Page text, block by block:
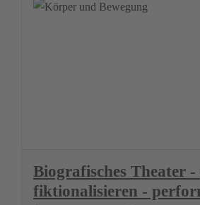
Biografisches Theater
fiktionalisieren -